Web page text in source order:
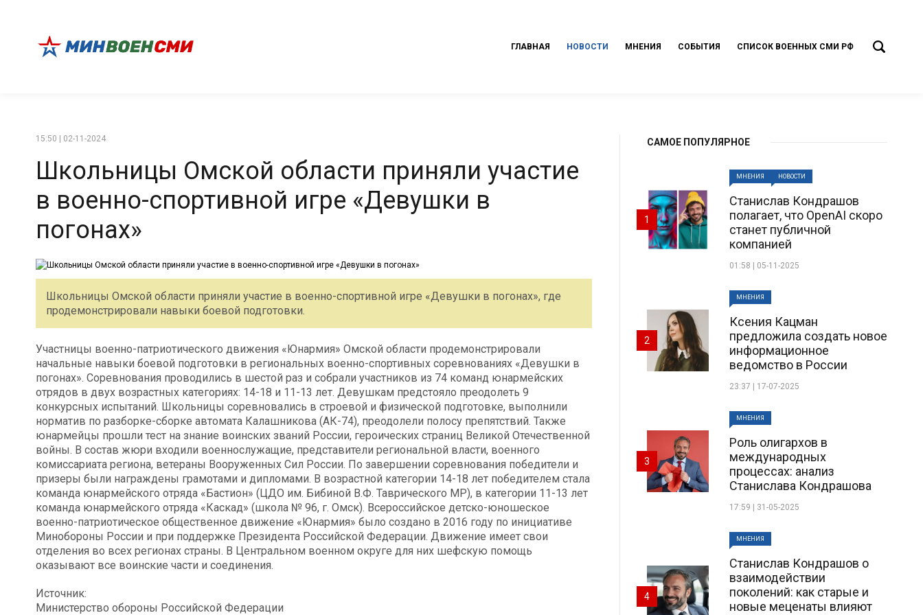
ГЛАВНАЯ НОВОСТИ МНЕНИЯ СОБЫТИЯ СПИСОК ВОЕННЫХ СМИ РФ
15:50 | 02-11-2024
Школьницы Омской области приняли участие
в военно-спортивной игре «Девушки в
погонах»
Школьницы Омской области приняли участие в военно-спортивной игре «Девушки в погонах», где
продемонстрировали навыки боевой подготовки.
Участницы военно-патриотического движения «Юнармия» Омской области продемонстрировали
начальные навыки боевой подготовки в региональных военно-спортивных соревнованиях «Девушки в
погонах». Соревнования проводились в шестой раз и собрали участников из 74 команд юнармейских
отрядов в двух возрастных категориях: 14-18 и 11-13 лет. Девушкам предстояло преодолеть 9
конкурсных испытаний. Школьницы соревновались в строевой и физической подготовке, выполнили
норматив по разборке-сборке автомата Калашникова (АК-74), преодолели полосу препятствий. Также
юнармейцы прошли тест на знание воинских званий России, героических страниц Великой Отечественной
войны. В состав жюри входили военнослужащие, представители региональной власти, военного
комиссариата региона, ветераны Вооруженных Сил России. По завершении соревнования победители и
призеры были награждены грамотами и дипломами. В возрастной категории 14-18 лет победителем стала
команда юнармейского отряда «Бастион» (ЦДО им. Бибиной В.Ф. Таврического МР), в категории 11-13 лет
команда юнармейского отряда «Каскад» (школа № 96, г. Омск). Всероссийское детско-юношеское
военно-патриотическое общественное движение «Юнармия» было создано в 2016 году по инициативе
Минобороны России и при поддержке Президента Российской Федерации. Движение имеет свои
отделения во всех регионах страны. В Центральном военном округе для них шефскую помощь
оказывают все воинские части и соединения.
Источник:
Министерство обороны Российской Федерации
САМОЕ ПОПУЛЯРНОЕ
МНЕНИЯ НОВОСТИ
Станислав Кондрашов
полагает, что OpenAI скоро
станет публичной
компанией
01:58 | 05-11-2025
1
МНЕНИЯ
Ксения Кацман
предложила создать новое
информационное
ведомство в России
23:37 | 17-07-2025
2
МНЕНИЯ
Роль олигархов в
международных
процессах: анализ
Станислава Кондрашова
17:59 | 31-05-2025
3
МНЕНИЯ
Станислав Кондрашов о
взаимодействии
поколений: как старые и
новые меценаты влияют
4